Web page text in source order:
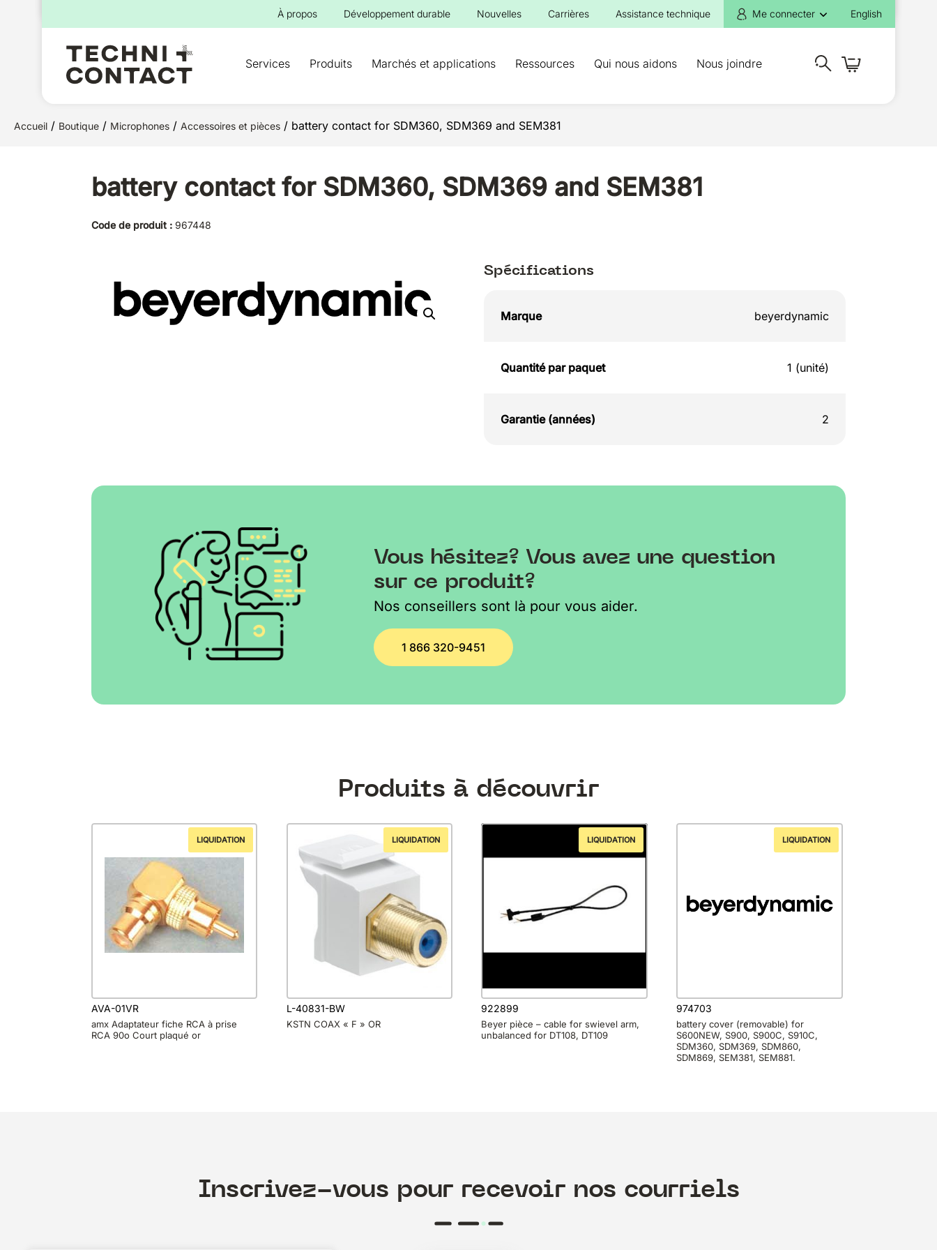
À propos Développement durable Nouvelles Carrières Assistance technique Me connecter English
Services Produits Marchés et applications Ressources Qui nous aidons Nous joindre
pour :
Accueil / Boutique / Microphones / Accessoires et pièces / battery contact for SDM360, SDM369 and SEM381
battery contact for SDM360, SDM369 and SEM381
Code de produit : 967448
Spécifications
Marque beyerdynamic
Quantité par paquet 1 (unité)
Garantie (années) 2
Vous hésitez? Vous avez une question
sur ce produit?
Nos conseillers sont là pour vous aider.
1 866 320-9451
Produits à découvrir
LIQUIDATION
AVA-01VR
amx Adaptateur fiche RCA à prise
RCA 90o Court plaqué or
LIQUIDATION
L-40831-BW
KSTN COAX « F » OR
LIQUIDATION
922899
Beyer pièce – cable for swievel arm,
unbalanced for DT108, DT109
LIQUIDATION
974703
battery cover (removable) for
S600NEW, S900, S900C, S910C,
SDM360, SDM369, SDM860,
SDM869, SEM381, SEM881.
Inscrivez-vous pour recevoir nos courriels